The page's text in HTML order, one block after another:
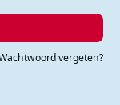
vergeten?